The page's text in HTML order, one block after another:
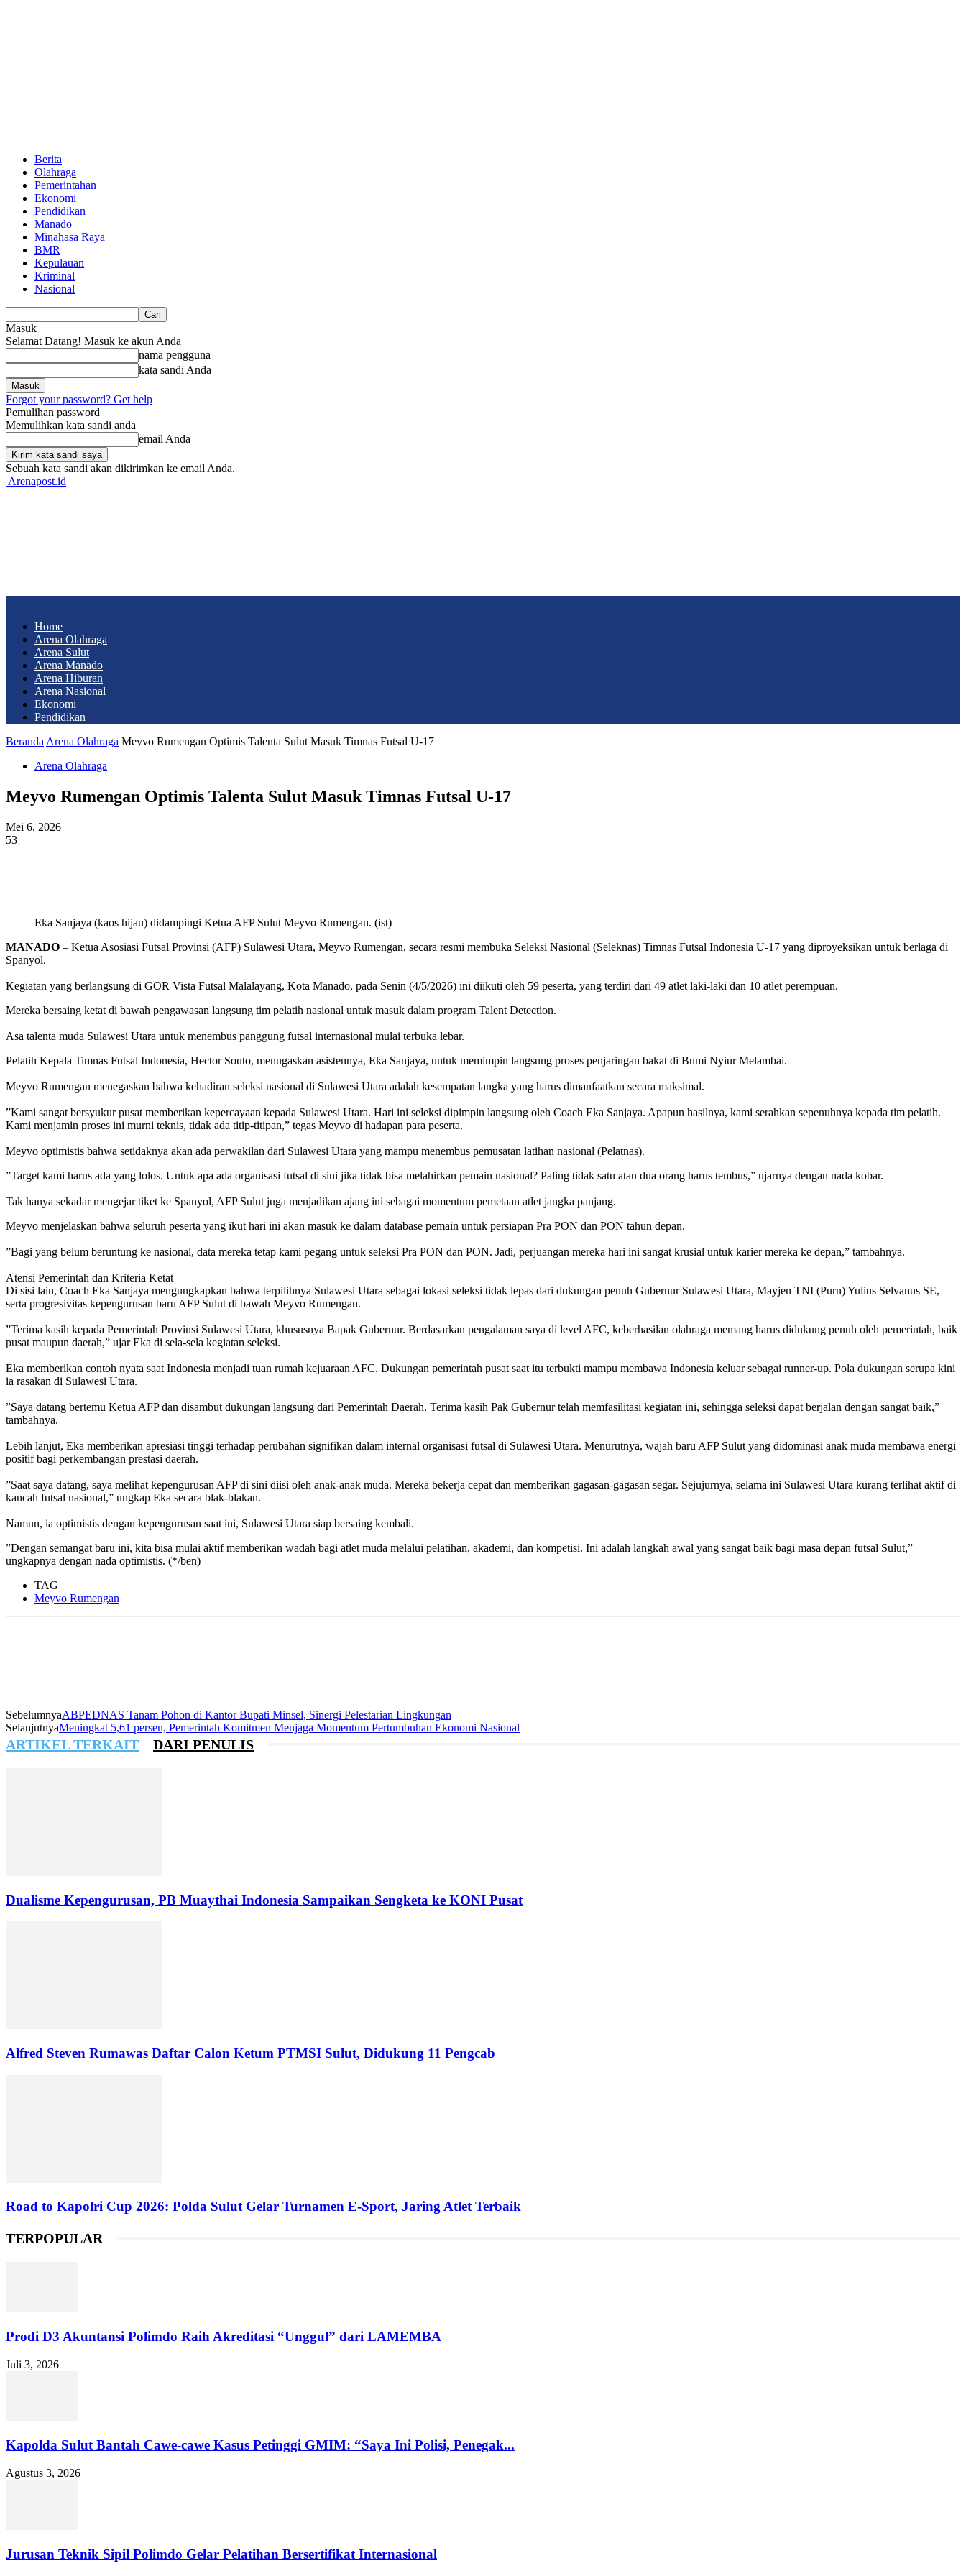
Berita
Olahraga
Pemerintahan
Ekonomi
Pendidikan
Manado
Minahasa Raya
BMR
Kepulauan
Kriminal
Nasional
Masuk
Selamat Datang! Masuk ke akun Anda
nama pengguna
kata sandi Anda
Forgot your password? Get help
Pemulihan password
Memulihkan kata sandi anda
email Anda
Sebuah kata sandi akan dikirimkan ke email Anda.
Arenapost.id
Home
Arena Olahraga
Arena Sulut
Arena Manado
Arena Hiburan
Arena Nasional
Ekonomi
Pendidikan
Beranda Arena Olahraga Meyvo Rumengan Optimis Talenta Sulut Masuk Timnas Futsal U-17
Arena Olahraga
Meyvo Rumengan Optimis Talenta Sulut Masuk Timnas Futsal U-17
Mei 6, 2026
53
Eka Sanjaya (kaos hijau) didampingi Ketua AFP Sulut Meyvo Rumengan. (ist)
MANADO – Ketua Asosiasi Futsal Provinsi (AFP) Sulawesi Utara, Meyvo Rumengan, secara resmi membuka Seleksi Nasional (Seleknas) Timnas Futsal Indonesia U-17 yang diproyeksikan untuk berlaga di
Spanyol.
‎​Kegiatan yang berlangsung di GOR Vista Futsal Malalayang, Kota Manado, pada Senin (4/5/2026) ini diikuti oleh 59 peserta, yang terdiri dari 49 atlet laki-laki dan 10 atlet perempuan.
Mereka bersaing ketat di bawah pengawasan langsung tim pelatih nasional untuk masuk dalam program Talent Detection.
‎‎Asa talenta muda Sulawesi Utara untuk menembus panggung futsal internasional mulai terbuka lebar.
‎​Pelatih Kepala Timnas Futsal Indonesia, Hector Souto, menugaskan asistennya, Eka Sanjaya, untuk memimpin langsung proses penjaringan bakat di Bumi Nyiur Melambai.
Meyvo Rumengan menegaskan bahwa kehadiran seleksi nasional di Sulawesi Utara adalah kesempatan langka yang harus dimanfaatkan secara maksimal.
‎​”Kami sangat bersyukur pusat memberikan kepercayaan kepada Sulawesi Utara. Hari ini seleksi dipimpin langsung oleh Coach Eka Sanjaya. Apapun hasilnya, kami serahkan sepenuhnya kepada tim pelatih.
Kami menjamin proses ini murni teknis, tidak ada titip-titipan,” tegas Meyvo di hadapan para peserta.
‎​Meyvo optimistis bahwa setidaknya akan ada perwakilan dari Sulawesi Utara yang mampu menembus pemusatan latihan nasional (Pelatnas).
‎​”Target kami harus ada yang lolos. Untuk apa ada organisasi futsal di sini jika tidak bisa melahirkan pemain nasional? Paling tidak satu atau dua orang harus tembus,” ujarnya dengan nada kobar.
‎​Tak hanya sekadar mengejar tiket ke Spanyol, AFP Sulut juga menjadikan ajang ini sebagai momentum pemetaan atlet jangka panjang.
Meyvo menjelaskan bahwa seluruh peserta yang ikut hari ini akan masuk ke dalam database pemain untuk persiapan Pra PON dan PON tahun depan.
‎​”Bagi yang belum beruntung ke nasional, data mereka tetap kami pegang untuk seleksi Pra PON dan PON. Jadi, perjuangan mereka hari ini sangat krusial untuk karier mereka ke depan,” tambahnya.
‎​Atensi Pemerintah dan Kriteria Ketat
‎​Di sisi lain, Coach Eka Sanjaya mengungkapkan bahwa terpilihnya Sulawesi Utara sebagai lokasi seleksi tidak lepas dari dukungan penuh Gubernur Sulawesi Utara, Mayjen TNI (Purn) Yulius Selvanus SE,
serta progresivitas kepengurusan baru AFP Sulut di bawah Meyvo Rumengan.
‎​”Terima kasih kepada Pemerintah Provinsi Sulawesi Utara, khususnya Bapak Gubernur. Berdasarkan pengalaman saya di level AFC, keberhasilan olahraga memang harus didukung penuh oleh pemerintah, baik
pusat maupun daerah,” ujar Eka di sela-sela kegiatan seleksi.
‎​Eka memberikan contoh nyata saat Indonesia menjadi tuan rumah kejuaraan AFC. Dukungan pemerintah pusat saat itu terbukti mampu membawa Indonesia keluar sebagai runner-up. Pola dukungan serupa kini
ia rasakan di Sulawesi Utara.
‎​”Saya datang bertemu Ketua AFP dan disambut dukungan langsung dari Pemerintah Daerah. Terima kasih Pak Gubernur telah memfasilitasi kegiatan ini, sehingga seleksi dapat berjalan dengan sangat baik,”
tambahnya.
‎Lebih lanjut, Eka memberikan apresiasi tinggi terhadap perubahan signifikan dalam internal organisasi futsal di Sulawesi Utara. Menurutnya, wajah baru AFP Sulut yang didominasi anak muda membawa energi
positif bagi perkembangan prestasi daerah.
‎​”Saat saya datang, saya melihat kepengurusan AFP di sini diisi oleh anak-anak muda. Mereka bekerja cepat dan memberikan gagasan-gagasan segar. Sejujurnya, selama ini Sulawesi Utara kurang terlihat aktif di
kancah futsal nasional,” ungkap Eka secara blak-blakan.
‎​Namun, ia optimistis dengan kepengurusan saat ini, Sulawesi Utara siap bersaing kembali.
‎​”Dengan semangat baru ini, kita bisa mulai aktif memberikan wadah bagi atlet muda melalui pelatihan, akademi, dan kompetisi. Ini adalah langkah awal yang sangat baik bagi masa depan futsal Sulut,”
ungkapnya dengan nada optimistis. (*/ben)
TAG
Meyvo Rumengan
SebelumnyaABPEDNAS Tanam Pohon di Kantor Bupati Minsel, Sinergi Pelestarian Lingkungan
SelanjutnyaMeningkat 5,61 persen, Pemerintah Komitmen Menjaga Momentum Pertumbuhan Ekonomi Nasional
ARTIKEL TERKAIT DARI PENULIS
Dualisme Kepengurusan, PB Muaythai Indonesia Sampaikan Sengketa ke KONI Pusat
Alfred Steven Rumawas Daftar Calon Ketum PTMSI Sulut, Didukung 11 Pengcab
Road to Kapolri Cup 2026: Polda Sulut Gelar Turnamen E-Sport, Jaring Atlet Terbaik
TERPOPULAR
Prodi D3 Akuntansi Polimdo Raih Akreditasi “Unggul” dari LAMEMBA
Juli 3, 2026
Kapolda Sulut Bantah Cawe-cawe Kasus Petinggi GMIM: “Saya Ini Polisi, Penegak...
Agustus 3, 2026
Jurusan Teknik Sipil Polimdo Gelar Pelatihan Bersertifikat Internasional